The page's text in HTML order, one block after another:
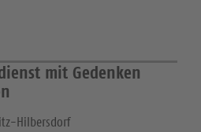
mit Gedenken
Hilbersdorf